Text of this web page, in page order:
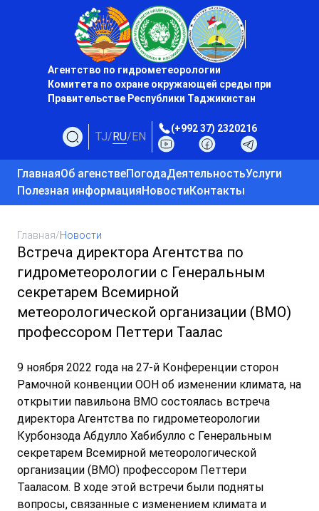
Агентство по гидрометеорологии
Комитета по охране окружающей среды при
Правительстве Республики Таджикистан
TJ/RU/EN
(+992 37) 2320216
ГлавнаяОб агенствеПогодаДеятельностьУслуги
Полезная информацияНовостиКонтакты
Главная/Новости
Встреча директора Агентства по
гидрометеорологии с Генеральным
секретарем Всемирной
метеорологической организации (ВМО)
профессором Петтери Таалас
9 ноября 2022 года на 27-й Конференции сторон
Рамочной конвенции ООН об изменении климата, на
открытии павильона ВМО состоялась встреча
директора Агентства по гидрометеорологии
Курбонзода Абдулло Хабибулло с Генеральным
секретарем Всемирной метеорологической
организации (ВМО) профессором Петтери
Тааласом. В ходе этой встречи были подняты
вопросы, связанные с изменением климата и